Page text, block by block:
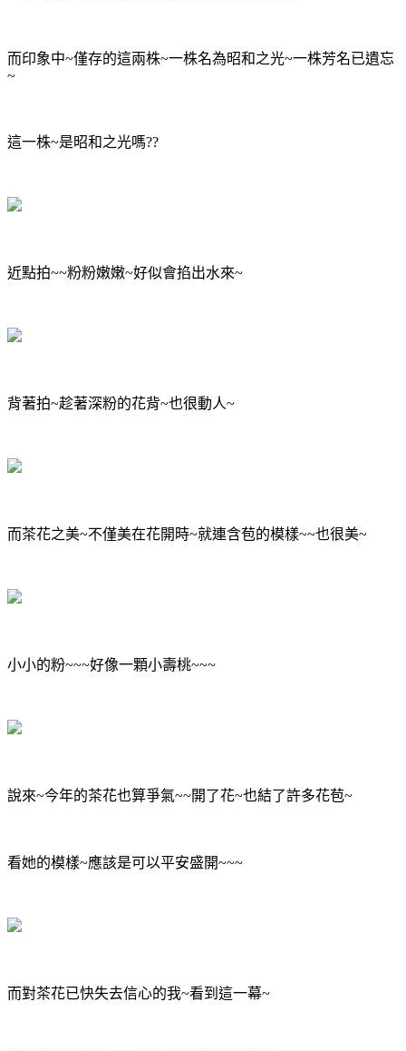
而印象中~僅存的這兩株~一株名為昭和之光~一株芳名已遺忘
~
這一株~是昭和之光嗎??
近點拍~~粉粉嫩嫩~好似會掐出水來~
背著拍~趁著深粉的花背~也很動人~
而茶花之美~不僅美在花開時~就連含苞的模樣~~也很美~
小小的粉~~~好像一顆小壽桃~~~
說來~今年的茶花也算爭氣~~開了花~也結了許多花苞~
看她的模樣~應該是可以平安盛開~~~
而對茶花已快失去信心的我~看到這一幕~